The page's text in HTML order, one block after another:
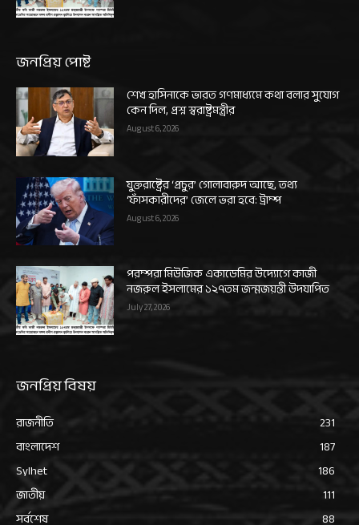
জনপ্রিয় পোষ্ট
শেখ হাসিনাকে ভারত গণমাধ্যমে কথা বলার সুযোগ
কেন দিল, প্রশ্ন স্বরাষ্ট্রমন্ত্রীর
August 6, 2026
যুক্তরাষ্ট্রের ‘প্রচুর’ গোলাবারুদ আছে, তথ্য
‘ফাঁসকারীদের’ জেলে ভরা হবে: ট্রাম্প
August 6, 2026
পরম্পরা মিউজিক একাডেমির উদ্যোগে কাজী
নজরুল ইসলামের ১২৭তম জন্মজয়ন্তী উদযাপিত
July 27, 2026
জনপ্রিয় বিষয়
রাজনীতি
231
বাংলাদেশ
187
Sylhet
186
জাতীয়
111
সর্বশেষ
88